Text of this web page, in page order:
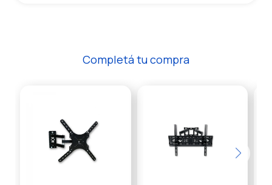
Completá tu compra